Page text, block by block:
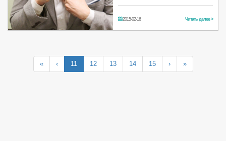
2015-02-16 Читать далее >
« ‹ 11 12 13 14 15 › »